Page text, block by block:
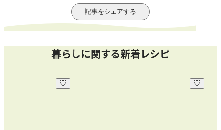
記事をシェアする
暮らしに関する新着レシピ